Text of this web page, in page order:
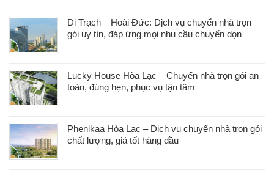
Di Trạch – Hoài Đức: Dịch vụ chuyển nhà trọn
gói uy tín, đáp ứng mọi nhu cầu chuyển dọn
Lucky House Hòa Lạc – Chuyển nhà trọn gói an
toàn, đúng hẹn, phục vụ tận tâm
Phenikaa Hòa Lạc – Dịch vụ chuyển nhà trọn gói
chất lượng, giá tốt hàng đầu